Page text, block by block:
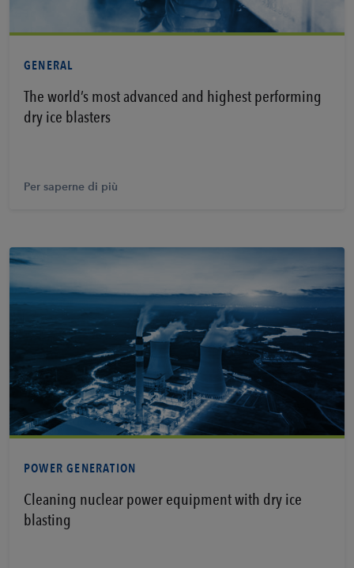
GENERAL
The world’s most advanced and highest performing
dry ice blasters
Per saperne di più
Per saperne di più
POWER GENERATION
Cleaning nuclear power equipment with dry ice
blasting
Per saperne di più